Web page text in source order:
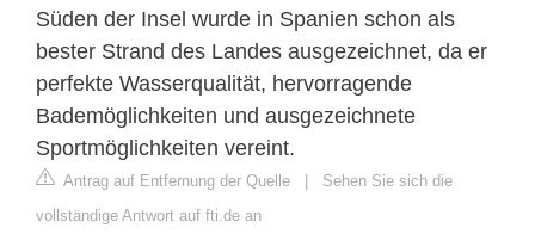
Süden der Insel wurde in Spanien schon als
bester Strand des Landes ausgezeichnet, da er
perfekte Wasserqualität, hervorragende
Bademöglichkeiten und ausgezeichnete
Sportmöglichkeiten vereint.
Antrag auf Entfernung der Quelle | Sehen Sie sich die
vollständige Antwort auf fti.de an